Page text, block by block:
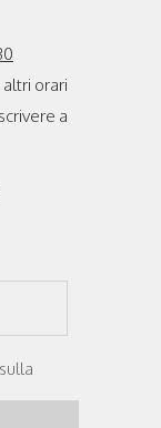
orari
a